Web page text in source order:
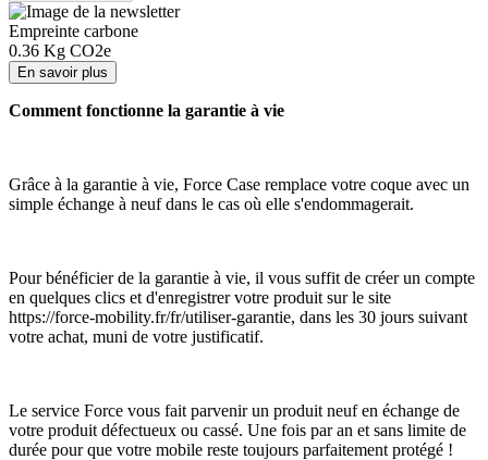
Empreinte carbone
0.36 Kg CO2e
En savoir plus
Comment fonctionne la garantie à vie
Grâce à la garantie à vie, Force Case remplace votre coque avec un
simple échange à neuf dans le cas où elle s'endommagerait.
Pour bénéficier de la garantie à vie, il vous suffit de créer un compte
en quelques clics et d'enregistrer votre produit sur le site
https://force-mobility.fr/fr/utiliser-garantie, dans les 30 jours suivant
votre achat, muni de votre justificatif.
Le service Force vous fait parvenir un produit neuf en échange de
votre produit défectueux ou cassé. Une fois par an et sans limite de
durée pour que votre mobile reste toujours parfaitement protégé !